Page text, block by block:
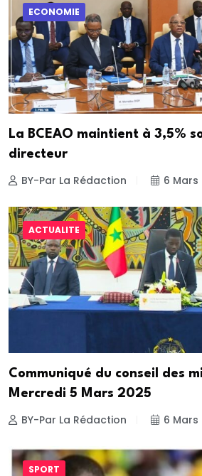
ECONOMIE
La BCEAO maintient à 3,5%
directeur
BY-Par La Rédaction 6 Mars
ACTUALITE
Communiqué du conseil des
Mercredi 5 Mars 2025
BY-Par La Rédaction 6 Mars
SPORT